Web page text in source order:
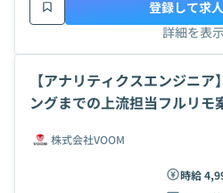
詳細を表
登録して求
【アナリティクスエンジニ
ングまでの上流担当フルリモ
株式会社VOOM
時給